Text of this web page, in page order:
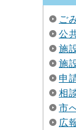
ご
公
施
施
申
相
市
広